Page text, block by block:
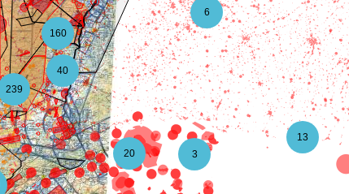
3
13
6
40
160
20
239